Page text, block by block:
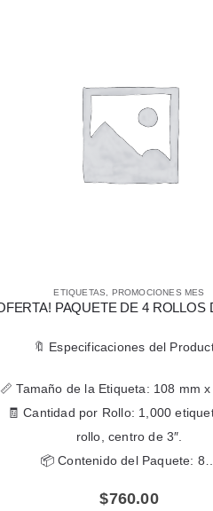
ETIQUETAS PROMOCIONES MES
🔖 Especificaciones del
📏 Tamaño de la Etiqueta: 108 mm x
🧾 Cantidad por Rollo: 1,000
rollo, centro de 3″.
📦 Contenido del Paquete: 8…
$760.00